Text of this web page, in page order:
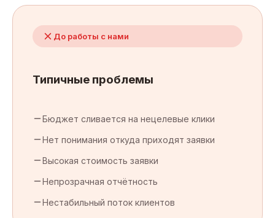
До работы с нами
Типичные проблемы
Бюджет сливается на нецелевые клики
Нет понимания откуда приходят заявки
Высокая стоимость заявки
Непрозрачная отчётность
Нестабильный поток клиентов